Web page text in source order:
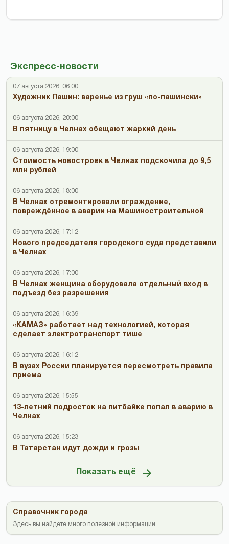
Экспресс-новости
07 августа 2026, 06:00
Художник Пашин: варенье из груш «по-пашински»
06 августа 2026, 20:00
В пятницу в Челнах обещают жаркий день
06 августа 2026, 19:00
Стоимость новостроек в Челнах подскочила до 9,5
млн рублей
06 августа 2026, 18:00
В Челнах отремонтировали ограждение,
повреждённое в аварии на Машиностроительной
06 августа 2026, 17:12
Нового председателя городского суда представили
в Челнах
06 августа 2026, 17:00
В Челнах женщина оборудовала отдельный вход в
подъезд без разрешения
06 августа 2026, 16:39
«КАМАЗ» работает над технологией, которая
сделает электротранспорт тише
06 августа 2026, 16:12
В вузах России планируется пересмотреть правила
приема
06 августа 2026, 15:55
13-летний подросток на питбайке попал в аварию в
Челнах
06 августа 2026, 15:23
В Татарстан идут дожди и грозы
Показать ещё
Справочник города
Здесь вы найдете много полезной информации